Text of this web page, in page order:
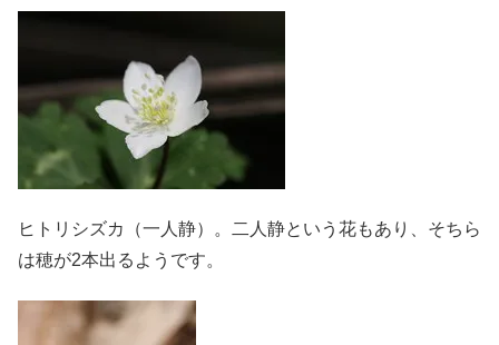
ヒトリシズカ（一人静）。二人静という花もあり、そちら
は穂が2本出るようです。